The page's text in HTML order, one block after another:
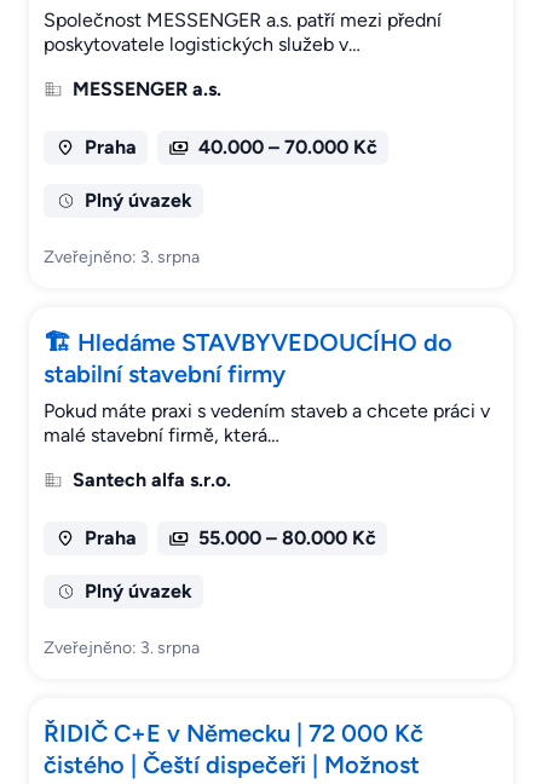
Společnost MESSENGER a.s. patří mezi přední
poskytovatele logistických služeb v…
MESSENGER a.s.
Praha 40.000 – 70.000 Kč
Plný úvazek
Zveřejněno: 3. srpna
🏗 Hledáme STAVBYVEDOUCÍHO do
stabilní stavební firmy
Pokud máte praxi s vedením staveb a chcete práci v
malé stavební firmě, která…
Santech alfa s.r.o.
Praha 55.000 – 80.000 Kč
Plný úvazek
Zveřejněno: 3. srpna
ŘIDIČ C+E v Německu | 72 000 Kč
čistého | Čeští dispečeři | Možnost